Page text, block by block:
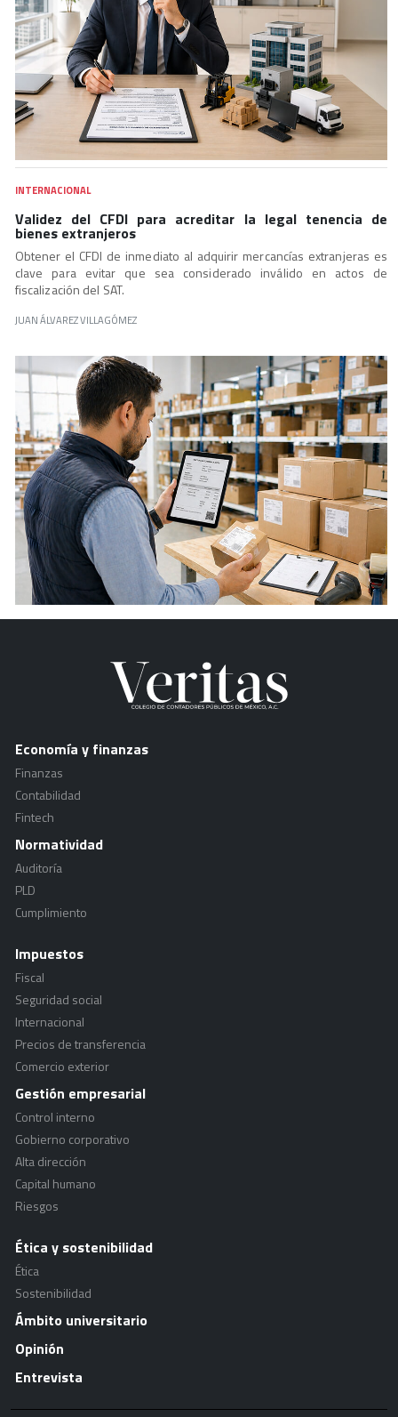
INTERNACIONAL
Validez del CFDI para acreditar la legal tenencia de
bienes extranjeros
Obtener el CFDI de inmediato al adquirir mercancías extranjeras es
clave para evitar que sea considerado inválido en actos de
fiscalización del SAT.
JUAN ÁLVAREZ VILLAGÓMEZ
Economía y finanzas
Finanzas
Contabilidad
Fintech
Normatividad
Auditoría
PLD
Cumplimiento
Impuestos
Fiscal
Seguridad social
Internacional
Precios de transferencia
Comercio exterior
Gestión empresarial
Control interno
Gobierno corporativo
Alta dirección
Capital humano
Riesgos
Ética y sostenibilidad
Ética
Sostenibilidad
Ámbito universitario
Opinión
Entrevista